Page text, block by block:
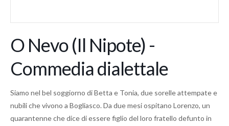
O Nevo (Il Nipote) -
Commedia dialettale
Siamo nel bel soggiorno di Betta e Tonia, due sorelle attempate e
nubili che vivono a Bogliasco. Da due mesi ospitano Lorenzo, un
quarantenne che dice di essere figlio del loro fratello defunto in